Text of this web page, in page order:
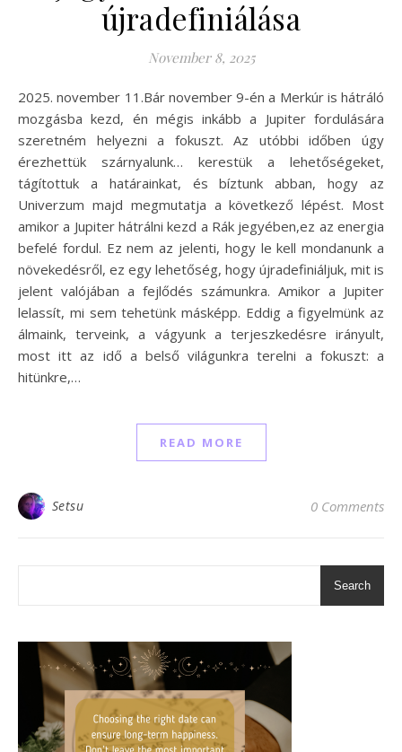
újradefiniálása
November 8, 2025
2025. november 11.Bár november 9-én a Merkúr is hátráló
mozgásba kezd, én mégis inkább a Jupiter fordulására
szeretném helyezni a fokuszt. Az utóbbi időben úgy
érezhettük szárnyalunk… kerestük a lehetőségeket,
tágítottuk a határainkat, és bíztunk abban, hogy az
Univerzum majd megmutatja a következő lépést. Most
amikor a Jupiter hátrálni kezd a Rák jegyében,ez az energia
befelé fordul. Ez nem az jelenti, hogy le kell mondanunk a
növekedésről, ez egy lehetőség, hogy újradefiniáljuk, mit is
jelent valójában a fejlődés számunkra. Amikor a Jupiter
lelassít, mi sem tehetünk másképp. Eddig a figyelmünk az
álmaink, terveink, a vágyunk a terjeszkedésre irányult,
most itt az idő a belső világunkra terelni a fokuszt: a
hitünkre,…
READ MORE
Setsu 0 Comments
Search